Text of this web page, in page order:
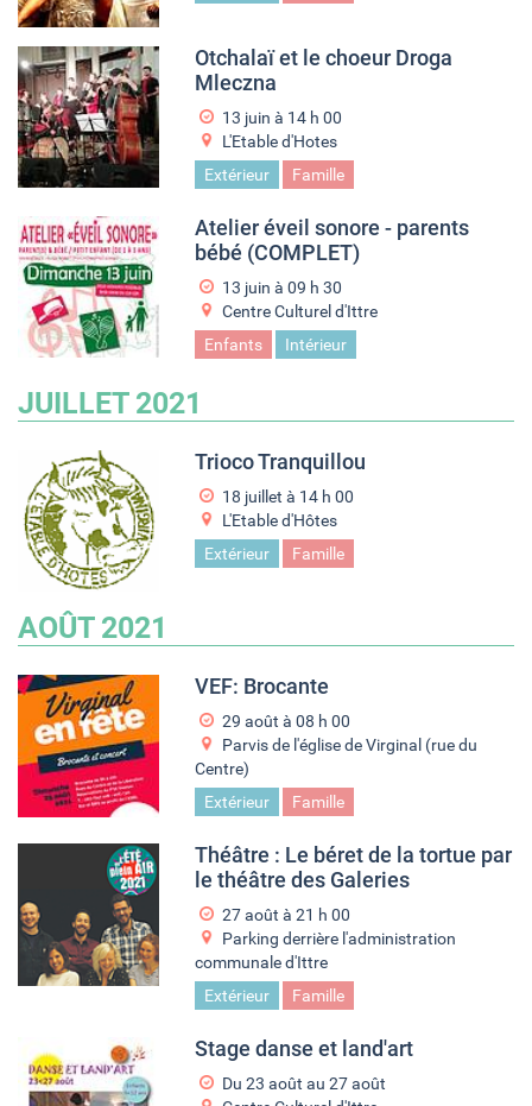
Otchalaï et le choeur Droga
Mleczna
13 juin à 14 h 00
L'Etable d'Hotes
Extérieur
Famille
Atelier éveil sonore - parents
bébé (COMPLET)
13 juin à 09 h 30
Centre Culturel d'Ittre
Enfants
Intérieur
JUILLET 2021
Trioco Tranquillou
18 juillet à 14 h 00
L'Etable d'Hôtes
Extérieur
Famille
AOÛT 2021
VEF: Brocante
29 août à 08 h 00
Parvis de l'église de Virginal (rue du
Centre)
Extérieur
Famille
Théâtre : Le béret de la tortue par
le théâtre des Galeries
27 août à 21 h 00
Parking derrière l'administration
communale d'Ittre
Extérieur
Famille
Stage danse et land'art
Du 23 août au 27 août